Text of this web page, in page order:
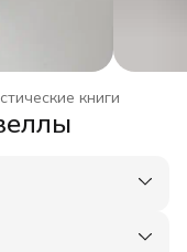
книги